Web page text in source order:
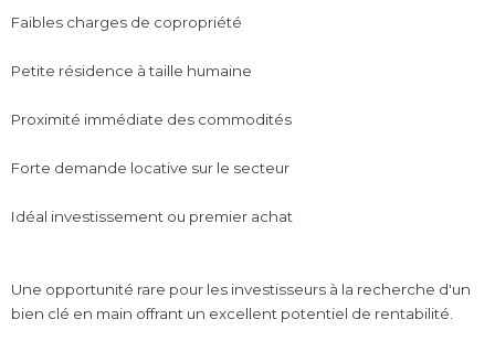
Faibles charges de copropriété
Petite résidence à taille humaine
Proximité immédiate des commodités
Forte demande locative sur le secteur
Idéal investissement ou premier achat
Une opportunité rare pour les investisseurs à la recherche d'un
bien clé en main offrant un excellent potentiel de rentabilité.